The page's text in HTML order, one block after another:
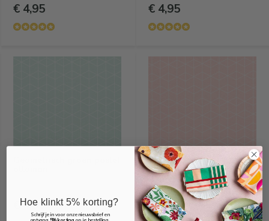
€ 4,95 € 4,95
€ 4,95
Geometrisch roze pastel
ottoman
€ 4,95
Hoe klinkt 5% korting?
Schrijf je in voor onze nieuwsbrief en
ontvang 5% kortingop je bestelling.